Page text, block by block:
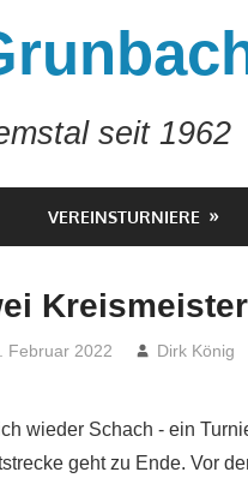
seit 1962
VEREINSTURNIERE
Februar 2022 Dirk König
wieder Schach - ein
geht zu Ende. Vor